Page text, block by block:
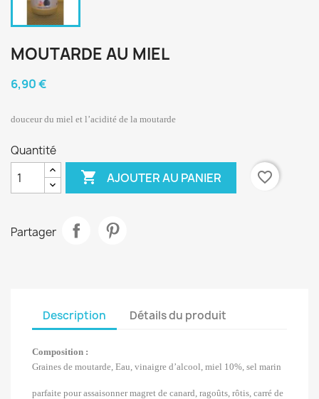
MOUTARDE AU MIEL
6,90 €
douceur du miel et l’acidité de la moutarde
Quantité
 AJOUTER AU PANIER favorite_border
Partager
Description Détails du produit
Composition :
Graines de moutarde, Eau, vinaigre d’alcool, miel 10%, sel marin
parfaite pour assaisonner magret de canard, ragoûts, rôtis, carré de